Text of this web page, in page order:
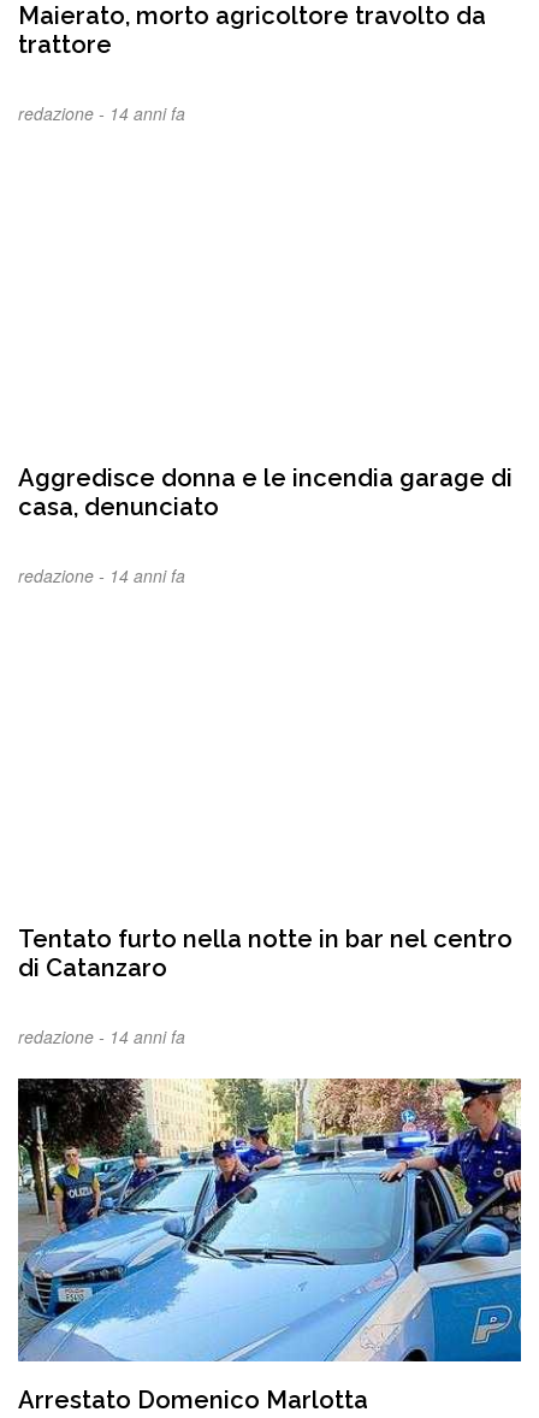
Maierato, morto agricoltore travolto da
trattore
redazione - 14 anni fa
Aggredisce donna e le incendia garage di
casa, denunciato
redazione - 14 anni fa
Tentato furto nella notte in bar nel centro
di Catanzaro
redazione - 14 anni fa
Arrestato Domenico Marlotta